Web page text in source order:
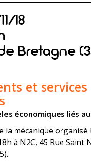
18
Bretagne
et services
économiques liés
la mécanique organisé
à N2C, 45 Rue Saint